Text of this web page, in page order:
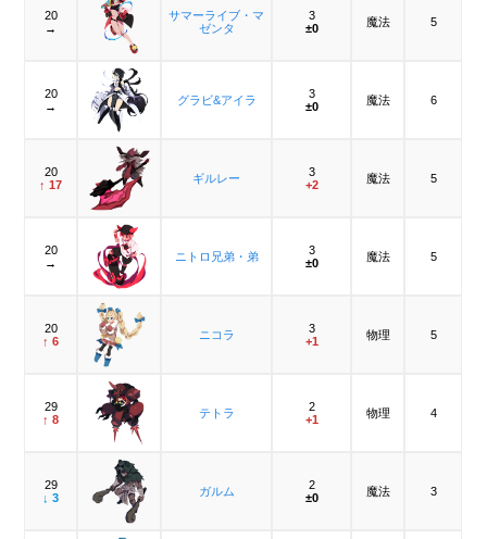
20
→
サマーライブ・マ
ゼンタ
3
±0
魔法 5
20
→
グラビ&アイラ
3
±0
魔法 6
20
↑ 17
ギルレー
3
+2
魔法 5
20
→
ニトロ兄弟・弟
3
±0
魔法 5
20
↑ 6
ニコラ
3
+1
物理 5
29
↑ 8
テトラ
2
+1
物理 4
29
↓ 3
ガルム
2
±0
魔法 3